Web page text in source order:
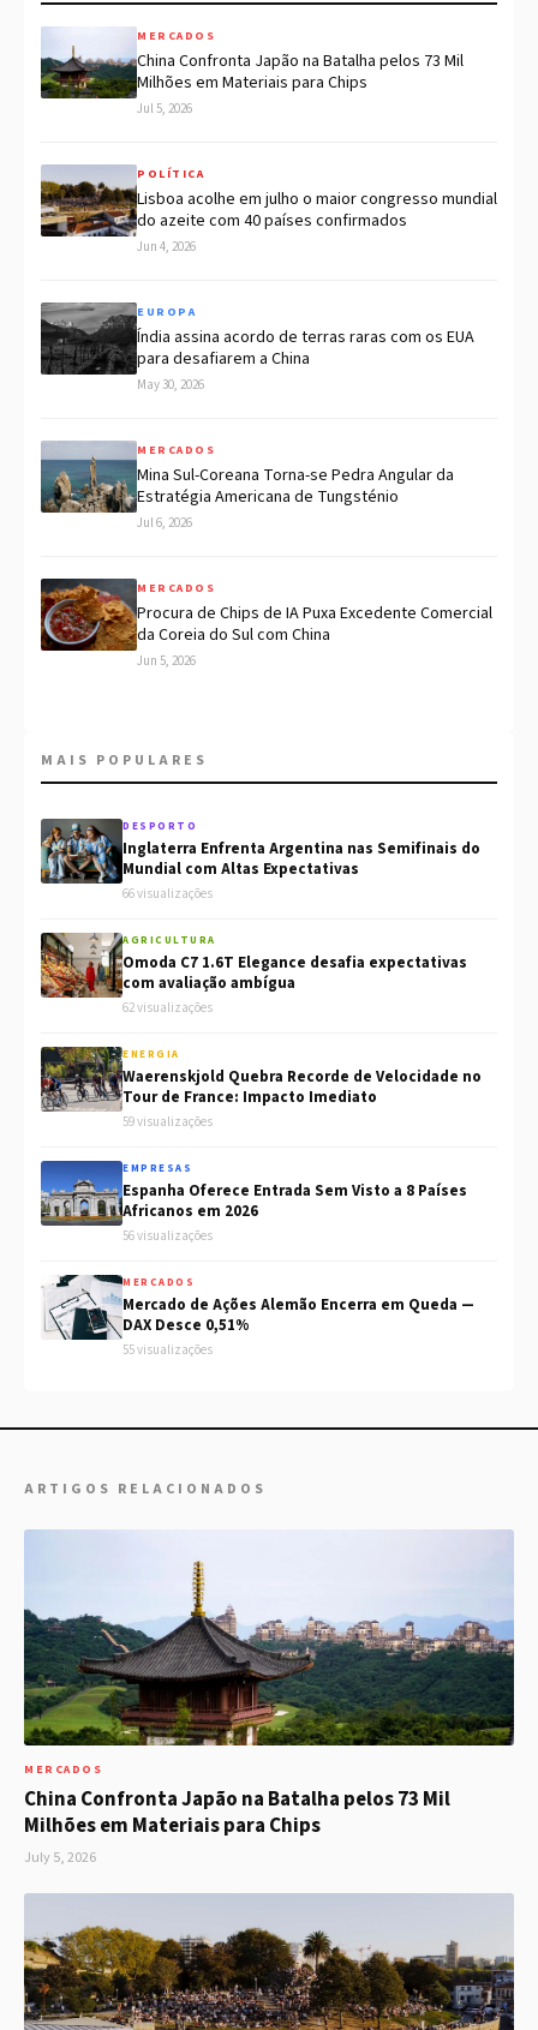
MERCADOS
China Confronta Japão na Batalha pelos 73 Mil
Milhões em Materiais para Chips
Jul 5, 2026
POLÍTICA
Lisboa acolhe em julho o maior congresso mundial
do azeite com 40 países confirmados
Jun 4, 2026
EUROPA
Índia assina acordo de terras raras com os EUA
para desafiarem a China
May 30, 2026
MERCADOS
Mina Sul-Coreana Torna-se Pedra Angular da
Estratégia Americana de Tungsténio
Jul 6, 2026
MERCADOS
Procura de Chips de IA Puxa Excedente Comercial
da Coreia do Sul com China
Jun 5, 2026
MAIS POPULARES
DESPORTO
Inglaterra Enfrenta Argentina nas Semifinais do
Mundial com Altas Expectativas
66 visualizações
AGRICULTURA
Omoda C7 1.6T Elegance desafia expectativas
com avaliação ambígua
62 visualizações
ENERGIA
Waerenskjold Quebra Recorde de Velocidade no
Tour de France: Impacto Imediato
59 visualizações
EMPRESAS
Espanha Oferece Entrada Sem Visto a 8 Países
Africanos em 2026
56 visualizações
MERCADOS
Mercado de Ações Alemão Encerra em Queda —
DAX Desce 0,51%
55 visualizações
ARTIGOS RELACIONADOS
MERCADOS
China Confronta Japão na Batalha pelos 73 Mil
Milhões em Materiais para Chips
July 5, 2026